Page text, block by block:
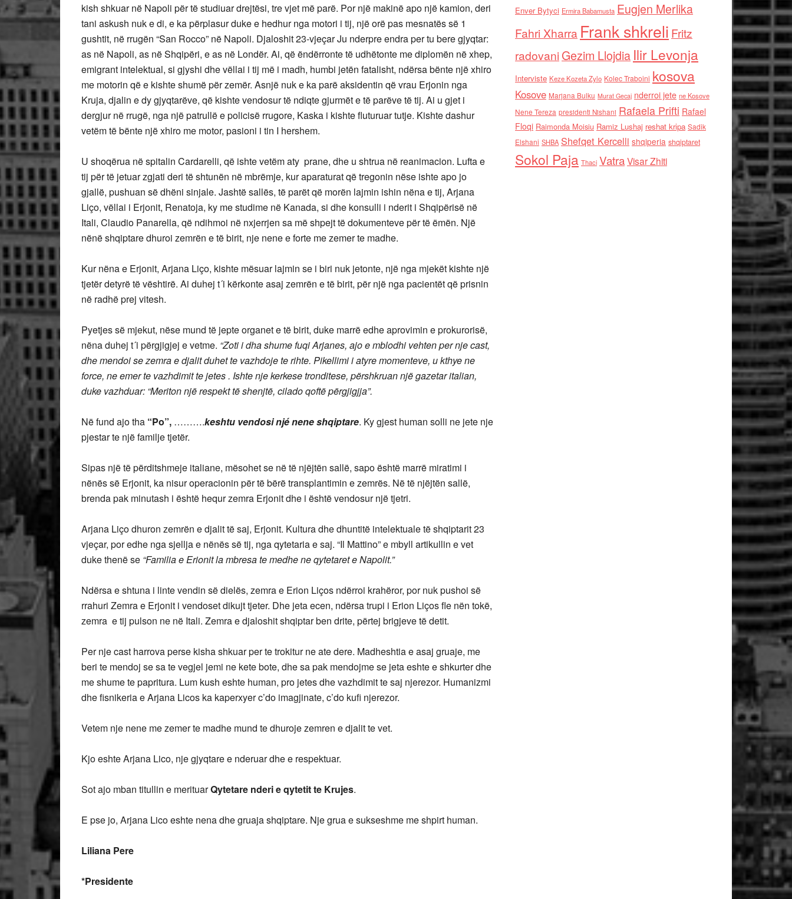
kish shkuar në Napoli për të studiuar drejtësi, tre vjet më parë. Por një makinë apo një kamion, deri
tani askush nuk e di, e ka përplasur duke e hedhur nga motori i tij, një orë pas mesnatës së 1
gushtit, në rrugën “San Rocco” në Napoli. Djaloshit 23-vjeçar Ju nderpre endra per tu bere gjyqtar:
as në Napoli, as në Shqipëri, e as në Londër. Ai, që ëndërronte të udhëtonte me diplomën në xhep,
emigrant intelektual, si gjyshi dhe vëllai i tij më i madh, humbi jetën fatalisht, ndërsa bënte një xhiro
me motorin që e kishte shumë për zemër. Asnjë nuk e ka parë aksidentin që vrau Erjonin nga
Kruja, djalin e dy gjyqtarëve, që kishte vendosur të ndiqte gjurmët e të parëve të tij. Ai u gjet i
dergjur në rrugë, nga një patrullë e policisë rrugore, Kaska i kishte fluturuar tutje. Kishte dashur
vetëm të bënte një xhiro me motor, pasioni i tin I hershem.
U shoqërua në spitalin Cardarelli, që ishte vetëm aty prane, dhe u shtrua në reanimacion. Lufta e
tij për të jetuar zgjati deri të shtunën në mbrëmje, kur aparaturat që tregonin nëse ishte apo jo
gjallë, pushuan së dhëni sinjale. Jashtë sallës, të parët që morën lajmin ishin nëna e tij, Arjana
Liço, vëllai i Erjonit, Renatoja, ky me studime në Kanada, si dhe konsulli i nderit i Shqipërisë në
Itali, Claudio Panarella, që ndihmoi në nxjerrjen sa më shpejt të dokumenteve për të ëmën. Një
nënë shqiptare dhuroi zemrën e të birit, nje nene e forte me zemer te madhe.
Kur nëna e Erjonit, Arjana Liço, kishte mësuar lajmin se i biri nuk jetonte, një nga mjekët kishte një
tjetër detyrë të vështirë. Ai duhej t´i kërkonte asaj zemrën e të birit, për një nga pacientët që prisnin
në radhë prej vitesh.
Pyetjes së mjekut, nëse mund të jepte organet e të birit, duke marrë edhe aprovimin e prokurorisë,
nëna duhej t´i përgjigjej e vetme. “Zoti i dha shume fuqi Arjanes, ajo e mblodhi vehten per nje cast,
dhe mendoi se zemra e djalit duhet te vazhdoje te rihte. Pikellimi i atyre momenteve, u kthye ne
force, ne emer te vazhdimit te jetes . Ishte nje kerkese tronditese, përshkruan një gazetar italian,
duke vazhduar: “Meriton një respekt të shenjtë, cilado qoftë përgjigjja”.
Në fund ajo tha “Po”, ……….keshtu vendosi njé nene shqiptare. Ky gjest human solli ne jete nje
pjestar te një familje tjetër.
Sipas një të përditshmeje italiane, mësohet se në të njëjtën sallë, sapo është marrë miratimi i
nënës së Erjonit, ka nisur operacionin për të bërë transplantimin e zemrës. Në të njëjtën sallë,
brenda pak minutash i është hequr zemra Erjonit dhe i është vendosur një tjetri.
Arjana Liço dhuron zemrën e djalit të saj, Erjonit. Kultura dhe dhuntitë intelektuale të shqiptarit 23
vjeçar, por edhe nga sjellja e nënës së tij, nga qytetaria e saj. “Il Mattino” e mbyll artikullin e vet
duke thenë se “Familia e Erionit la mbresa te medhe ne qytetaret e Napolit.”
Ndërsa e shtuna i linte vendin së dielës, zemra e Erion Liços ndërroi krahëror, por nuk pushoi së
rrahuri Zemra e Erjonit i vendoset dikujt tjeter. Dhe jeta ecen, ndërsa trupi i Erion Liços fle nën tokë,
zemra e tij pulson ne në Itali. Zemra e djaloshit shqiptar ben drite, përtej brigjeve të detit.
Per nje cast harrova perse kisha shkuar per te trokitur ne ate dere. Madheshtia e asaj gruaje, me
beri te mendoj se sa te vegjel jemi ne kete bote, dhe sa pak mendojme se jeta eshte e shkurter dhe
me shume te papritura. Lum kush eshte human, pro jetes dhe vazhdimit te saj njerezor. Humanizmi
dhe fisnikeria e Arjana Licos ka kaperxyer c’do imagjinate, c’do kufi njerezor.
Vetem nje nene me zemer te madhe mund te dhuroje zemren e djalit te vet.
Kjo eshte Arjana Lico, nje gjyqtare e nderuar dhe e respektuar.
Sot ajo mban titullin e merituarQytetare nderi e qytetit te Krujes.
E pse jo, Arjana Lico eshte nena dhe gruaja shqiptare. Nje grua e sukseshme me shpirt human.
Liliana Pere
*Presidente
Enver Bytyci Ermira Babamusta Eugjen Merlika
Fahri Xharra Frank shkreli Fritz
radovaniGezim Llojdia Ilir Levonja
Interviste Keze Kozeta Zylo Kolec Traboini kosova
Kosove Marjana Bulku Murat Gecaj nderroi jete ne Kosove
Nene Tereza presidenti Nishani Rafaela Prifti Rafael
Floqi Raimonda Moisiu Ramiz Lushaj reshat kripa Sadik
Elshani SHBA Shefqet Kercelli shqiperia shqiptaret
Sokol Paja Thaci VatraVisar Zhiti